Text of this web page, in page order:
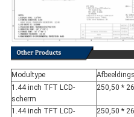
Modultype
1.44 inch TFT LCD-
scherm
250,50 *
1.44 inch TFT LCD-
250,50 *